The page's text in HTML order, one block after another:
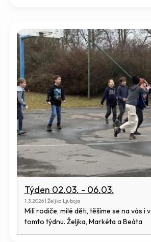
Týden 02.03. - 06.03.
1.3.2026 | Željka Ljuboja
Milí rodiče, milé děti, těšíme se na vás i v
tomto týdnu. Željka, Markéta a Beáta